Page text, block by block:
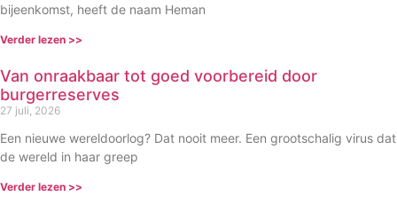
bijeenkomst, heeft de naam Heman
Verder lezen >>
Van onraakbaar tot goed voorbereid door
burgerreserves
27 juli, 2026
Een nieuwe wereldoorlog? Dat nooit meer. Een grootschalig virus dat
de wereld in haar greep
Verder lezen >>